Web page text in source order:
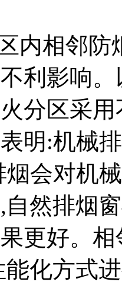
内相邻
利影响
分区采
明:机械
会对机
然排烟
更好。
化方式